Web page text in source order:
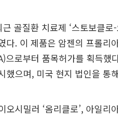
골질환 치료제 ‘스토보클로
다. 이 제품은 암젠의 프롤리
으로부터 품목허가를 획득했
했으며, 미국 현지 법인을 통
시밀러 ‘옴리클로’, 아일리